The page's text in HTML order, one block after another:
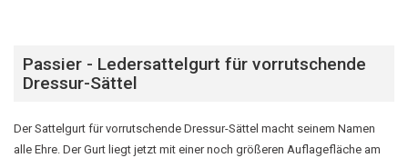
Passier - Ledersattelgurt für vorrutschende
Dressur-Sättel
Der Sattelgurt für vorrutschende Dressur-Sättel macht seinem Namen
alle Ehre. Der Gurt liegt jetzt mit einer noch größeren Auflagefläche am